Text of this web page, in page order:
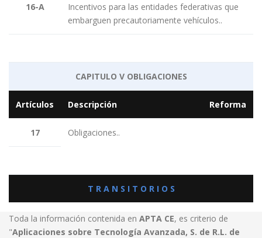
16-A
Incentivos para las entidades federativas que
embarguen precautoriamente vehículos..
CAPITULO V OBLIGACIONES
Artículos Descripción Reforma
17 Obligaciones..
T R A N S I T O R I O S
Toda la información contenida en APTA CE, es criterio de
"Aplicaciones sobre Tecnología Avanzada, S. de R.L. de